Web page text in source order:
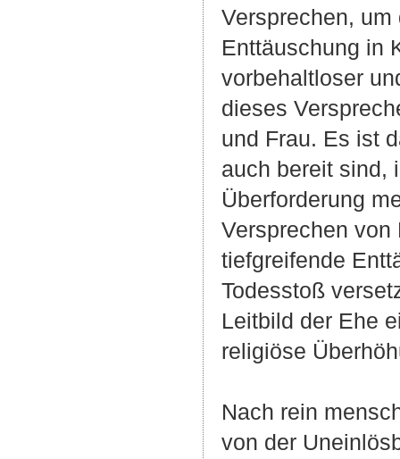
Versprechen,
Enttäuschung in
vorbehaltloser
dieses
und Frau. Es ist
auch bereit sind,
Überforderung
Versprechen von
tiefgreifende
Todesstoß
Leitbild der Ehe
religiöse
Nach rein
von der